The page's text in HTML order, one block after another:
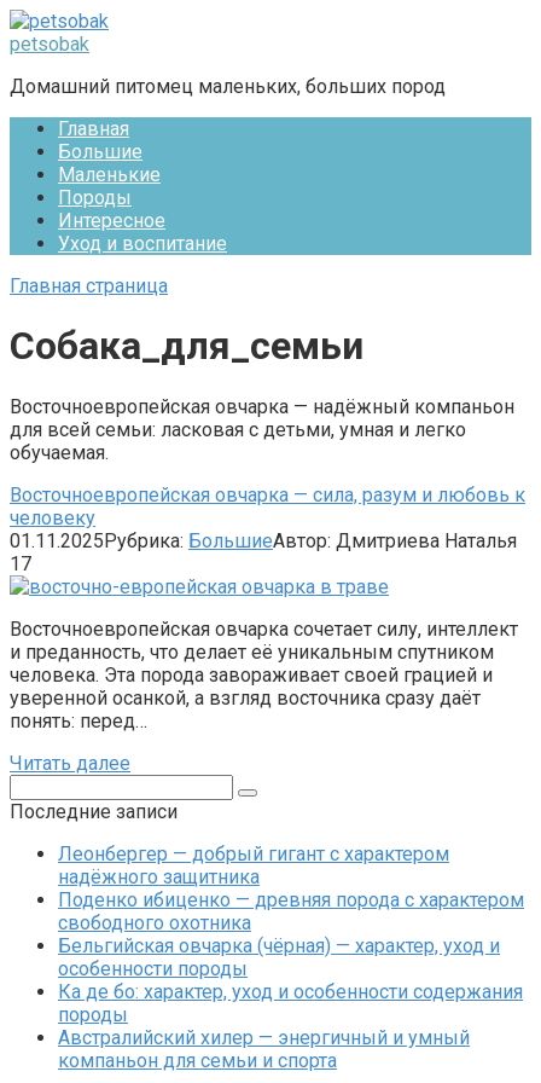
Перейти
к
petsobak
Домашний питомец маленьких, больших пород
Главная
Большие
Маленькие
Породы
Интересное
Уход и воспитание
Главная страница
Собака_для_семьи
Восточноевропейская овчарка — надёжный компаньон
для всей семьи: ласковая с детьми, умная и легко
обучаемая.
Восточноевропейская овчарка — сила, разум и любовь к
человеку
01.11.2025Рубрика: БольшиеАвтор: Дмитриева Наталья
17
Восточноевропейская овчарка сочетает силу, интеллект
и преданность, что делает её уникальным спутником
человека. Эта порода завораживает своей грацией и
уверенной осанкой, а взгляд восточника сразу даёт
понять: перед…
Читать далее
Последние записи
Леонбергер — добрый гигант с характером
надёжного защитника
Поденко ибиценко — древняя порода с характером
свободного охотника
Бельгийская овчарка (чёрная) — характер, уход и
особенности породы
Ка де бо: характер, уход и особенности содержания
породы
Австралийский хилер — энергичный и умный
компаньон для семьи и спорта